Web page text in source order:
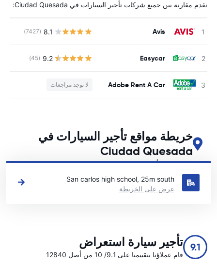
نقدم مقارنة بين جميع شركات تأجير السيارات في Ciudad Quesada:
Avis
8.1
(7427)
Easycar
9.2
(45)
Adobe Rent A Car لا توجد مراجعات
خريطة مواقع تأجير السيارات في
Ciudad Quesada
اطلع على مواقع تأجير السيارات الرئيسية لدينا في Ciudad Quesada
San carlos high school, 25m south
عرض على الخريطة
9.1 تأجير سيارة استعراض
قام عملاؤنا بتقييمنا على 9.1/ 10 من أصل 12840